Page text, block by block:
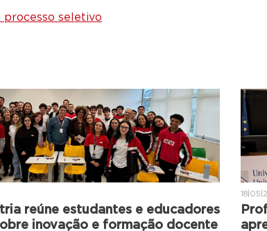
processo seletivo
reúne estudantes e educadores
inovação e formação docente